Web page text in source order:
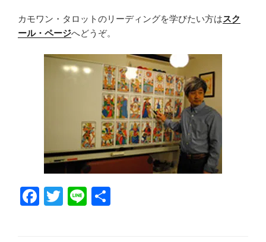
カモワン・タロットのリーディングを学びたい方はスク
ール・ページへどうぞ。
Fa T
Li